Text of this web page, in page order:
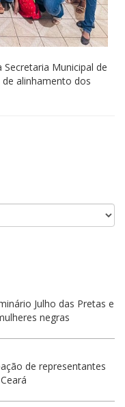
Municipal de
alinhamento dos
Julho das Pretas e
negras
de representantes